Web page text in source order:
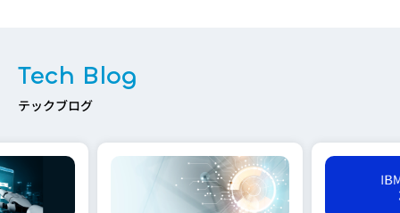
Tech Blog
テックブログ